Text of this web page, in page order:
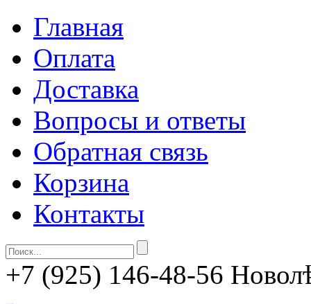
Главная
Оплата
Доставка
Вопросы и ответы
Обратная связь
Корзина
Контакты
+7 (925) 146-48-56